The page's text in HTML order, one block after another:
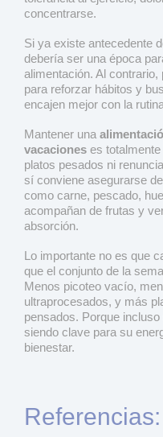
concentrarse.
Si ya existe antecedente
debería ser una época
alimentación. Al
para reforzar hábitos y
encajen mejor con la
Mantener una
vacaciones es
platos pesados ni
sí conviene asegurarse
como carne, pescado,
acompañan de frutas y
absorción.
Lo importante no es que
que el conjunto de la
Menos picoteo vacío,
ultraprocesados, y más
pensados. Porque
siendo clave para su
bienestar.
Referencias: